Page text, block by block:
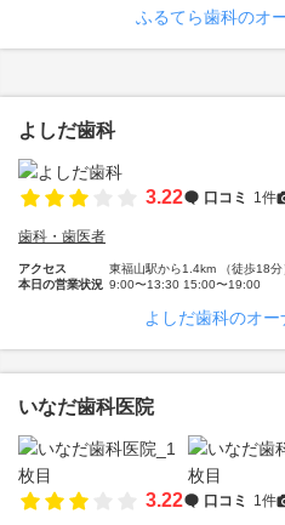
ふるてら歯科のオ
よしだ歯科
3.22 口コミ 1件
歯科・歯医者
アクセス
東福山駅から1.4km （徒歩18分
本日の営業状況 9:00〜13:30 15:00〜19:00
よしだ歯科のオー
いなだ歯科医院
3.22 口コミ 1件